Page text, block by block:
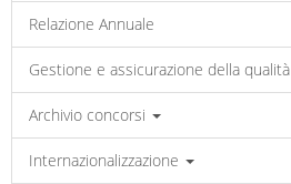
Relazione Annuale
Gestione e assicurazione della qualità
Archivio concorsi
Internazionalizzazione